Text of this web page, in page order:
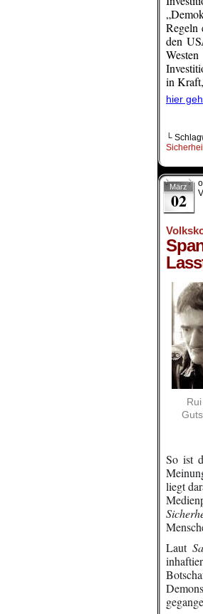
Regeln
den
in
hier
└
März
02
So ist
liegt
Laut